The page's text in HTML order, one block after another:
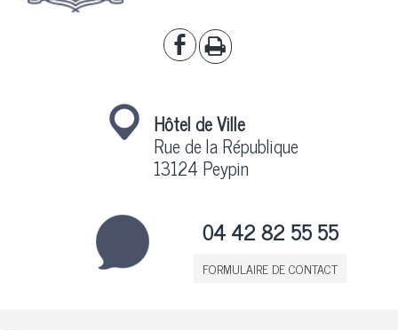
Hôtel de Ville
Rue de la République
13124 Peypin
04 42 82 55 55
FORMULAIRE DE CONTACT